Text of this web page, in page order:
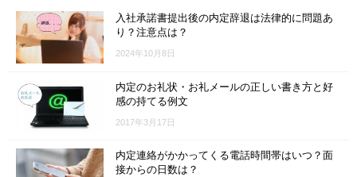
入社承諾書提出後の内定辞退は法律的に問題あ
り？注意点は？
2024年10月8日
内定のお礼状・お礼メールの正しい書き方と好
感の持てる例文
2017年3月17日
内定連絡がかかってくる電話時間帯はいつ？面
接からの日数は？